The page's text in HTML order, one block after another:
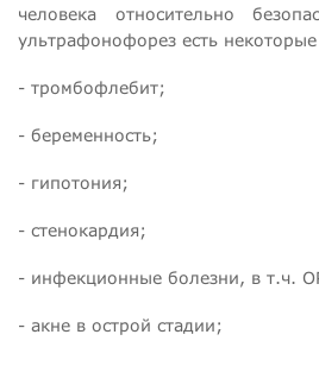
человека относительно
ультрафонофорез есть
- тромбофлебит;
- беременность;
- гипотония;
- стенокардия;
- инфекционные болезни, в т.ч.
- акне в острой стадии;